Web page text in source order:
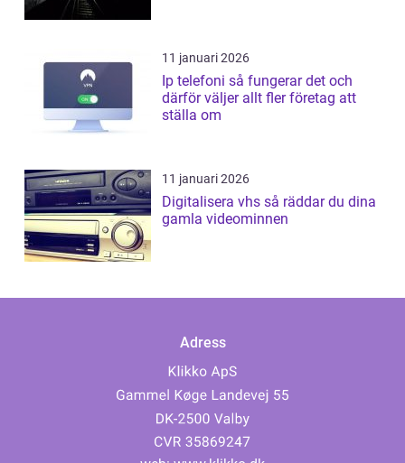
11 januari 2026
Ip telefoni så fungerar det och
därför väljer allt fler företag att
ställa om
11 januari 2026
Digitalisera vhs så räddar du dina
gamla videominnen
Adress